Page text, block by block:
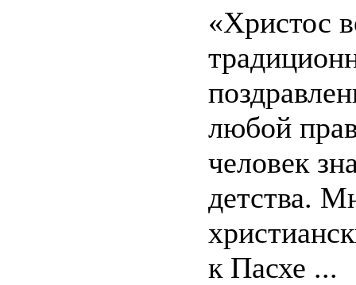
«Христос
любой
человек
детства.
к Пасхе ...